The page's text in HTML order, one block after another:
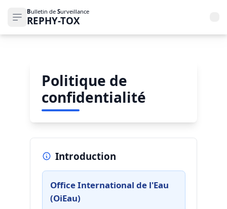
Ouvrir le menu de navigation
Bulletin de Surveillance
REPHY-TOX
Politique de
confidentialité
Introduction
Office International de l'Eau
(OiEau)